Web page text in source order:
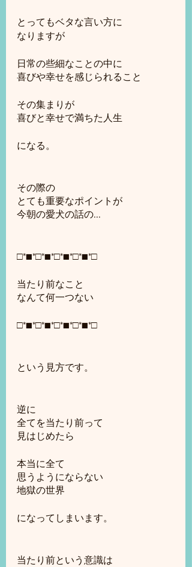
とってもベタな言い方に
なりますが
日常の些細なことの中に
喜びや幸せを感じられること
その集まりが
喜びと幸せで満ちた人生
になる。
その際の
とても重要なポイントが
今朝の愛犬の話の...
□*■*□*■*□*■*□*■*□
当たり前なこと
なんて何一つない
□*■*□*■*□*■*□*■*□
という見方です。
逆に
全てを当たり前って
見はじめたら
本当に全て
思うようにならない
地獄の世界
になってしまいます。
当たり前という意識は